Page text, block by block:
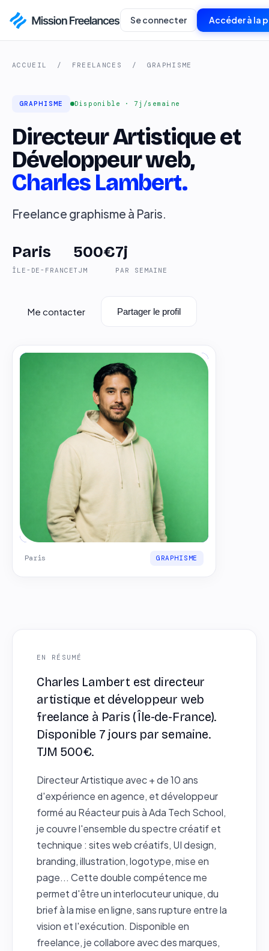
Se connecter Accéder à la
ACCUEIL / FREELANCES / GRAPHISME
GRAPHISME Disponible · 7j/semaine
Directeur Artistique et
Développeur web,
Charles Lambert.
Freelance graphisme à Paris.
Paris
ÎLE-DE-FRANCE
500€
TJM
7j
PAR SEMAINE
Me contacter Partager le profil
Paris GRAPHISME
EN RÉSUMÉ
Charles Lambert est directeur
artistique et développeur web
freelance à Paris (Île-de-France).
Disponible 7 jours par semaine.
TJM 500€.
Directeur Artistique avec + de 10 ans
d'expérience en agence, et développeur
formé au Réacteur puis à Ada Tech School,
je couvre l'ensemble du spectre créatif et
technique : sites web créatifs, UI design,
branding, illustration, logotype, mise en
page... Cette double compétence me
permet d'être un interlocuteur unique, du
brief à la mise en ligne, sans rupture entre la
vision et l'exécution. Disponible en
freelance, je collabore avec des marques,